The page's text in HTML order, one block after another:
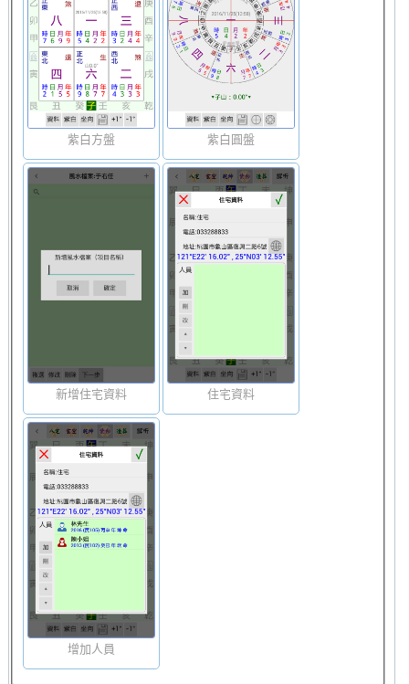
紫白方盤 紫白圓盤
新增住宅資料 住宅資料
增加人員